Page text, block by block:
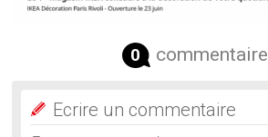
0 commentaire
Ecrire un commentaire